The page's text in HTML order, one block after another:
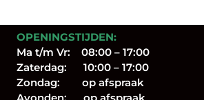
OPENINGSTIJDEN:
Ma t/m Vr: 08:00 – 17:00
Zaterdag: 10:00 – 17:00
Zondag: op afspraak